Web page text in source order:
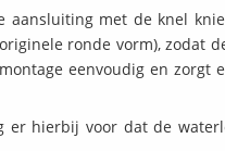
met de knel
ronde vorm), zodat
eenvoudig en zorgt
er hierbij voor dat de